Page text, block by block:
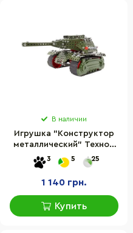
В наличии
Игрушка "Конструктор
металлический" ТехноК
9307TXK
3 5 25
1 140 грн.
Купить